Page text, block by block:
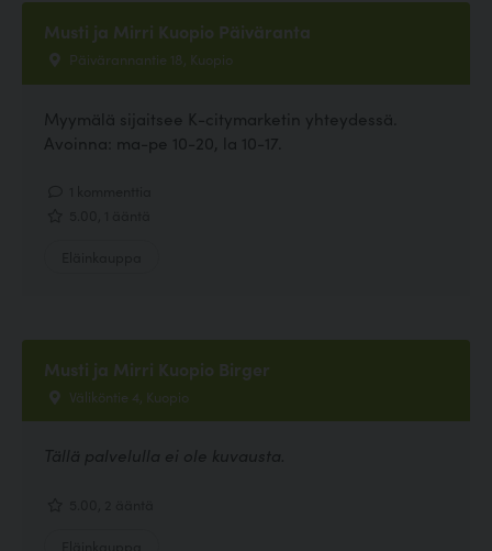
Musti ja Mirri Kuopio Päiväranta
Päivärannantie 18, Kuopio
Myymälä sijaitsee K-citymarketin yhteydessä.
Avoinna: ma-pe 10-20, la 10-17.
Musti ja Mirri Kuopio Birger
Väliköntie 4, Kuopio
Tällä palvelulla ei ole kuvausta.